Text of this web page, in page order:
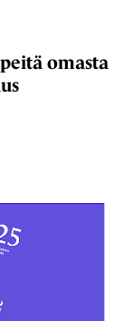
omasta